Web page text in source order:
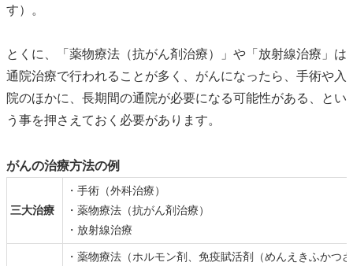
す）。
とくに、「薬物療法（抗がん剤治療）」や「放射線治療」は
通院治療で行われることが多く、がんになったら、手術や入
院のほかに、長期間の通院が必要になる可能性がある、とい
う事を押さえておく必要があります。
がんの治療方法の例
三大治療
・手術（外科治療）
・薬物療法（抗がん剤治療）
・放射線治療
・薬物療法（ホルモン剤、免疫賦活剤（めんえきふかつ